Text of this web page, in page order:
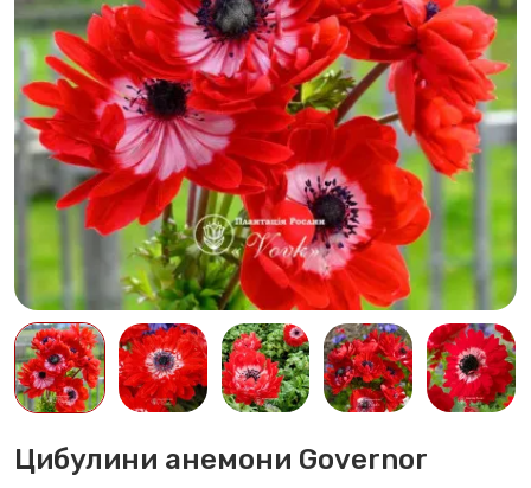
Цибулини анемони Governor